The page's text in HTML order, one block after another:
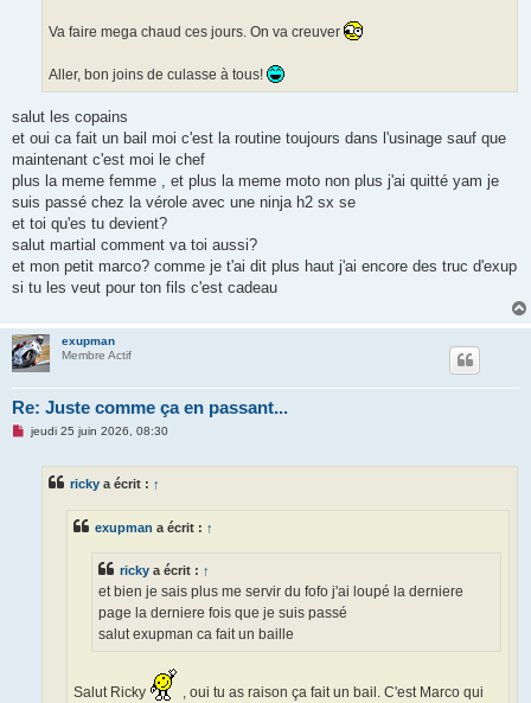
Va faire mega chaud ces jours. On va creuver
Aller, bon joins de culasse à tous!
salut les copains
et oui ca fait un bail moi c'est la routine toujours dans l'usinage sauf que
maintenant c'est moi le chef
plus la meme femme , et plus la meme moto non plus j'ai quitté yam je
suis passé chez la vérole avec une ninja h2 sx se
et toi qu'es tu devient?
salut martial comment va toi aussi?
et mon petit marco? comme je t'ai dit plus haut j'ai encore des truc d'exup
si tu les veut pour ton fils c'est cadeau
exupman
Membre Actif
Re: Juste comme ça en passant...
Mjeudi 25 juin 2026, 08:30
ricky a écrit : ↑
exupman a écrit : ↑
ricky a écrit : ↑
et bien je sais plus me servir du fofo j'ai loupé la derniere
page la derniere fois que je suis passé
salut exupman ca fait un baille
Salut Ricky
, oui tu as raison ça fait un bail. C'est Marco qui